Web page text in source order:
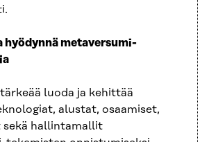
hyödynnä metaversumi-
luoda ja kehittää
alustat, osaamiset,
hallintamallit